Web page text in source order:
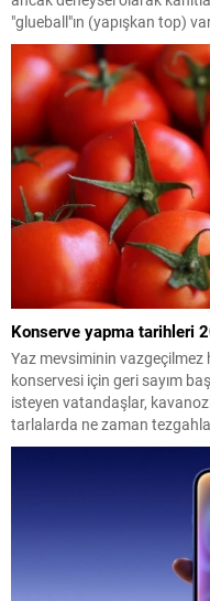
"glueball"ın (yapışkan top)
Konserve yapma tarihleri
Yaz mevsiminin vazgeçilmez
konservesi için geri sayım
isteyen vatandaşlar,
tarlalarda ne zaman
konserve yapılacak